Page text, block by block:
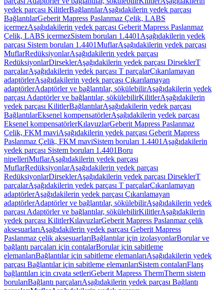
yedek parçası KilitlerBağlantılarAşağıdakilerin yedek parçası
BağlantılarGeberit Mapress Paslanmaz Çelik, LABS
içermezAşağıdakilerin yedek parçası Geberit Mapress Paslanmaz
Çelik, LABS içermezSistem boruları 1.4401 Aşağıdakilerin yedek
parçası Sistem boruları 1.4401MuflarAşağıdakilerin yedek parçası
MuflarRedüksiyonlarAşağıdakilerin yedek parçası
RedüksiyonlarDirseklerAşağıdakilerin yedek parçası DirseklerT
parçalarAşağıdakilerin yedek parçası T parçalarÇıkarılamayan
adaptörlerAşağıdakilerin yedek parçası Çıkarılamayan
adaptörlerAdaptörler ve bağlantılar, sökülebilirAşağıdakilerin yedek
parçası Adaptörler ve bağlantılar, sökülebilirKilitlerAşağıdakilerin
yedek parçası KilitlerBağlantılarAşağıdakilerin yedek parçası
BağlantılarEksenel kompensatörlerAşağıdakilerin yedek parçası
Eksenel kompensatörlerKılavuzlarGeberit Mapress Paslanmaz
Çelik, FKM maviAşağıdakilerin yedek parçası Geberit Mapress
Paslanmaz Çelik, FKM maviSistem boruları 1.4401 Aşağıdakilerin
yedek parçası Sistem boruları 1.4401Boru
nipelleriMuflarAşağıdakilerin yedek parçası
MuflarRedüksiyonlarAşağıdakilerin yedek parçası
RedüksiyonlarDirseklerAşağıdakilerin yedek parçası DirseklerT
parçalarAşağıdakilerin yedek parçası T parçalarÇıkarılamayan
adaptörlerAşağıdakilerin yedek parçası Çıkarılamayan
adaptörlerAdaptörler ve bağlantılar, sökülebilirAşağıdakilerin yedek
parçası Adaptörler ve bağlantılar, sökülebilirKilitlerAşağıdakilerin
yedek parçası KilitlerKılavuzlarGeberit Mapress Paslanmaz çelik
aksesuarlarıAşağıdakilerin yedek parçası Geberit Mapress
Paslanmaz çelik aksesuarlarıBağlantılar için izolasyonlarBorular ve
bağlantı parçaları için contalarBorular için sabitleme
elemanlarıBağlantılar için sabitleme elemanlarıAşağıdakilerin yedek
parçası Bağlantılar için sabitleme elemanlarıSistem contalarıFlanş
bağlantıları için cıvata setleriGeberit Mapress ThermTherm sistem
borularıBağlantı parçalarıAşağıdakilerin yedek parçası Bağlantı